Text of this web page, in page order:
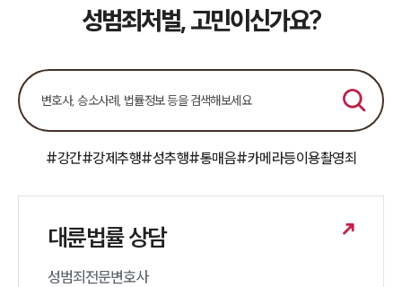
공지사항
법률 블로그
뉴스레터/브로슈어
성범죄처벌, 고민이신가요?
#강간#강제추행#성추행#통매음#카메라등이용촬영죄
대륜법률 상담
성범죄전문변호사